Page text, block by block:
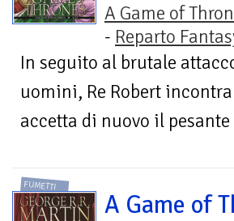
A Game of
- Reparto
In seguito al brutale
uomini, Re Robert
accetta di nuovo il
FUMETTI
A Game of